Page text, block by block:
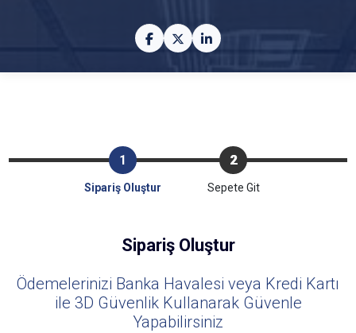
1
Sipariş Oluştur
2
Sepete Git
Sipariş Oluştur
Ödemelerinizi Banka Havalesi veya Kredi Kartı
ile 3D Güvenlik Kullanarak Güvenle
Yapabilirsiniz